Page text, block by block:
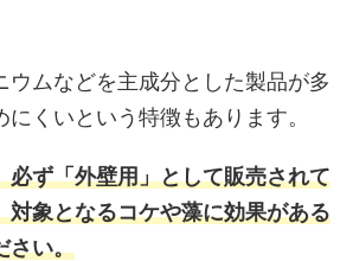
ウムなどを主成分とした製品が多
にくいという特徴もあります。
必ず「外壁用」として販売されて
対象となるコケや藻に効果がある
さい。